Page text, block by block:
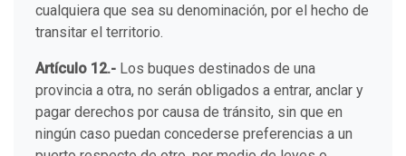
cualquiera que sea su denominación, por el hecho de
transitar el territorio.
Artículo 12.- Los buques destinados de una
provincia a otra, no serán obligados a entrar, anclar y
pagar derechos por causa de tránsito, sin que en
ningún caso puedan concederse preferencias a un